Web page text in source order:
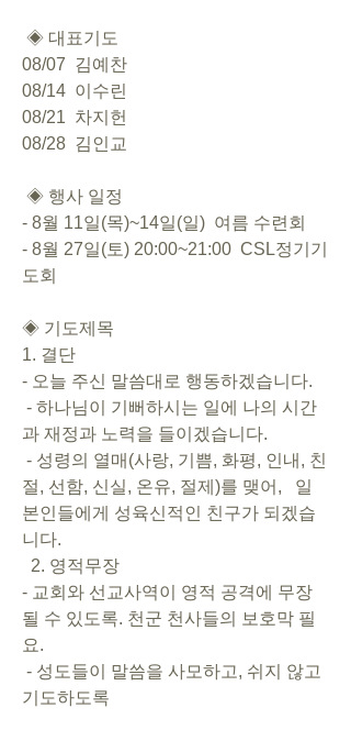
◈ 대표기도
08/07  김예찬
08/14  이수린
08/21  차지헌
08/28  김인교
◈ 행사 일정
- 8월 11일(목)~14일(일)  여름 수련회
- 8월 27일(토) 20:00~21:00  CSL정기기
도회
◈ 기도제목
1. 결단
과 재정과 노력을 들이겠습니다.
절, 선함, 신실, 온유, 절제)를 맺어,   일
본인들에게 성육신적인 친구가 되겠습
니다.
  2. 영적무장
- 교회와 선교사역이 영적 공격에 무장
될 수 있도록. 천군 천사들의 보호막 필
요.
기도하도록